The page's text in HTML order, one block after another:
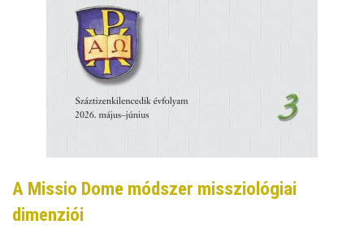
A Missio Dome módszer missziológiai
dimenziói